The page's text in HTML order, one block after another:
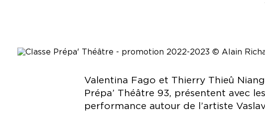
Valentina Fago et Thierry Thieû
Prépa’ Théâtre 93, présentent avec
performance autour de l’artiste